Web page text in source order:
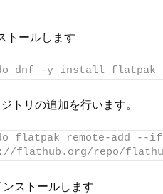
トールします
dnf -y install flatpak
トリの追加を行います。
flatpak remote-add --
flathub.org/repo/
ストールします